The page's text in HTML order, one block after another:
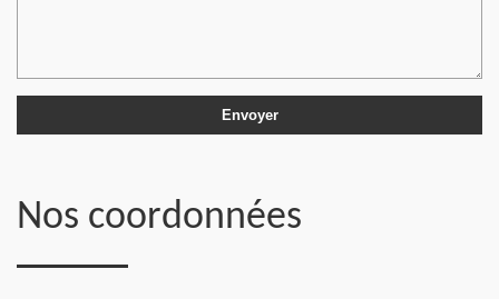
Nos coordonnées